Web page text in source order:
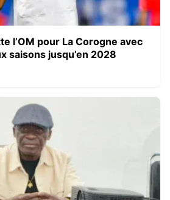
l’OM pour La Corogne avec
saisons jusqu’en 2028